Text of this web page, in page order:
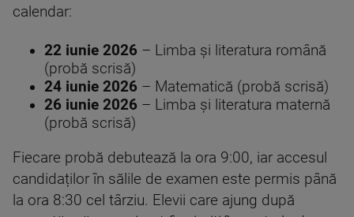
calendar:
22 iunie 2026 – Limba și literatura română
(probă scrisă)
24 iunie 2026 – Matematică (probă scrisă)
26 iunie 2026 – Limba și literatura maternă
(probă scrisă)
Fiecare probă debutează la ora 9:00, iar accesul
candidaților în sălile de examen este permis până
la ora 8:30 cel târziu. Elevii care ajung după